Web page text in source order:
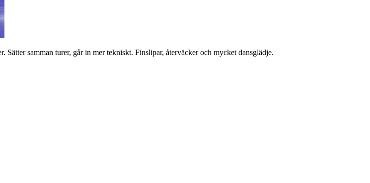
samman turer, går in mer tekniskt. Finslipar, återväcker och mycket dansglädje.